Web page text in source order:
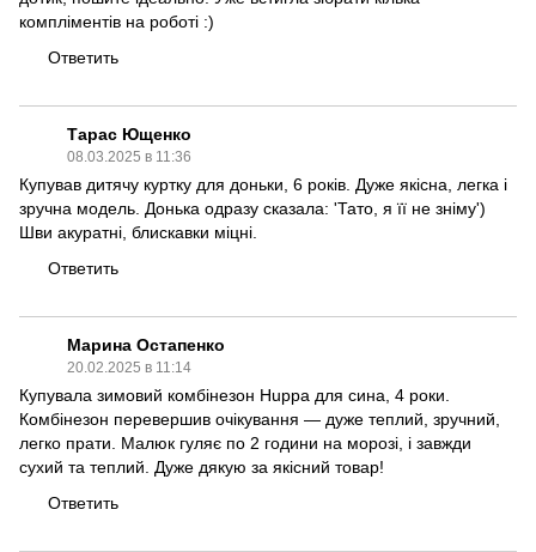
компліментів на роботі :)
Ответить
Тарас Ющенко
08.03.2025 в 11:36
Купував дитячу куртку для доньки, 6 років. Дуже якісна, легка і
зручна модель. Донька одразу сказала: 'Тато, я її не зніму')
Шви акуратні, блискавки міцні.
Ответить
Марина Остапенко
20.02.2025 в 11:14
Купувала зимовий комбінезон Huppa для сина, 4 роки.
Комбінезон перевершив очікування — дуже теплий, зручний,
легко прати. Малюк гуляє по 2 години на морозі, і завжди
сухий та теплий. Дуже дякую за якісний товар!
Ответить